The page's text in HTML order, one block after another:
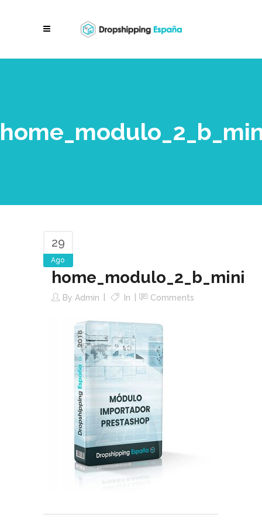
29
Ago
home_modulo_2_b_mini
By Admin In Comments